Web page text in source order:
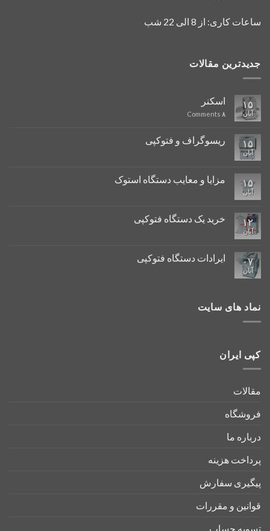
ساعات کاری: از 8 الی 22 شب
جدیدترین مقالات
۱۵
آبان
اسکنر
۸
۱۵
آبان
ریسوگراف و فتوکپی
۱۵
آبان
مزایا و معایب دستگاه استوک
۱۲
آبان
خرید یک دستگاه فتوکپی
۰۷
آبان
ایرادات دستگاه فتوکپی
نماد های سایت
کپی ایران
مقالات
فروشگاه
درباره ما
پرداخت هزینه
پیگیری سفارش
قوانین و مقررات
تسویه حساب